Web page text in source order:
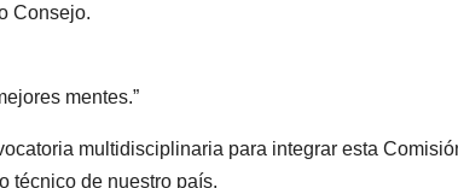
Consejo.
mentes.”
multidisciplinaria para integrar esta
técnico de nuestro país.